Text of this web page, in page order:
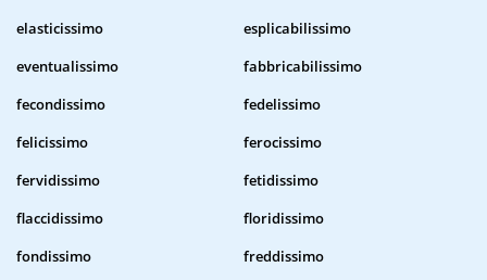
elasticissimo
esplicabilissimo
eventualissimo
fabbricabilissimo
fecondissimo
fedelissimo
felicissimo
ferocissimo
fervidissimo
fetidissimo
flaccidissimo
floridissimo
fondissimo
freddissimo